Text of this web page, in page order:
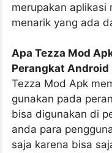
merupakan aplikasi
menarik yang ada
Apa Tezza Mod
Perangkat Android
Tezza Mod Apk
gunakan pada
bisa digunakan di
anda para
saja karena bisa